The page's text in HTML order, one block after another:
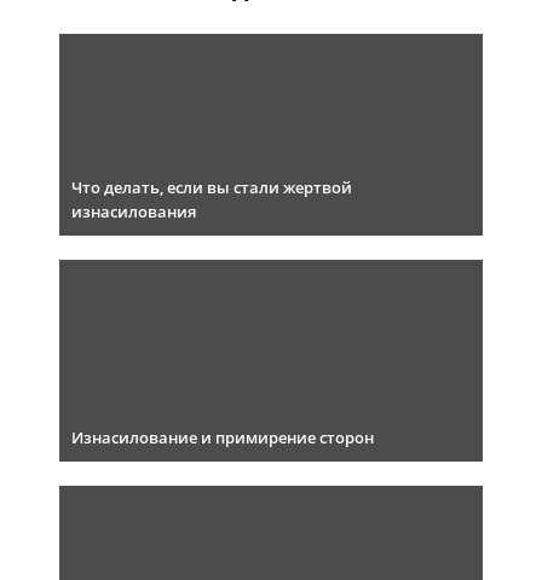
Что делать, если вы стали жертвой
изнасилования
Изнасилование и примирение сторон